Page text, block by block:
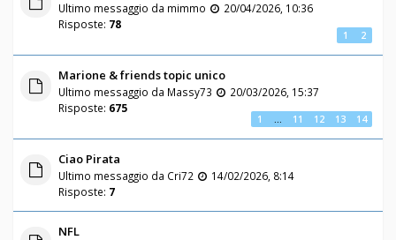
Ultimo messaggio da mimmo
20/04/2026, 10:36
Risposte: 78
1 2
Marione & friends topic unico
Ultimo messaggio da Massy73
20/03/2026, 15:37
Risposte: 675
1 … 11 12 13 14
Ciao Pirata
Ultimo messaggio da Cri72
14/02/2026, 8:14
Risposte: 7
NFL